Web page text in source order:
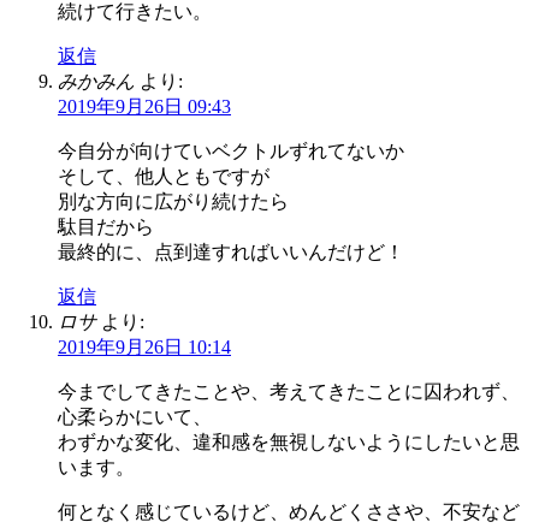
続けて行きたい。
返信
みかみん より:
2019年9月26日 09:43
今自分が向けていベクトルずれてないか
そして、他人ともですが
別な方向に広がり続けたら
駄目だから
最終的に、点到達すればいいんだけど！
返信
ロサ より:
2019年9月26日 10:14
今までしてきたことや、考えてきたことに囚われず、
心柔らかにいて、
わずかな変化、違和感を無視しないようにしたいと思
います。
何となく感じているけど、めんどくささや、不安など